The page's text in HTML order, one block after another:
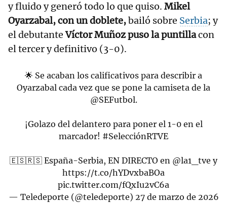
y fluido y generó todo lo que quiso. Mikel
Oyarzabal, con un doblete,bailó sobre Serbia; y
el debutanteVíctor Muñoz puso la puntillacon
el tercer y definitivo (3-0).
🌟 Se acaban los calificativos para describir a
Oyarzabal cada vez que se pone la camiseta de la
@SEFutbol.
¡Golazo del delantero para poner el 1-0 en el
marcador! #SelecciónRTVE
🇪🇸🇷🇸 España-Serbia, EN DIRECTO en @la1_tve y
https://t.co/hYDvxbaBOa
pic.twitter.com/fQxIu2vC6a
— Teledeporte (@teledeporte) 27 de marzo de 2026